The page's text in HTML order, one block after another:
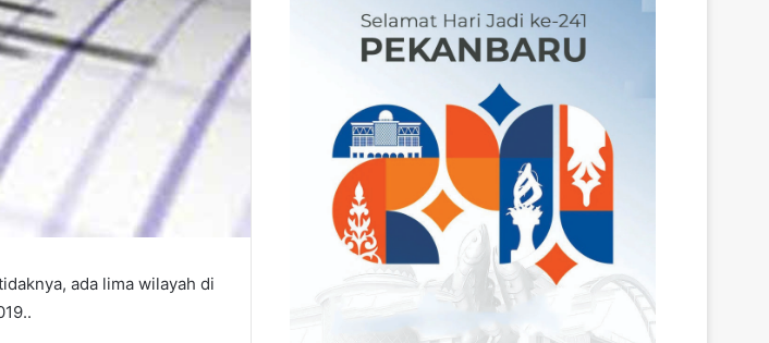
ada lima wilayah di